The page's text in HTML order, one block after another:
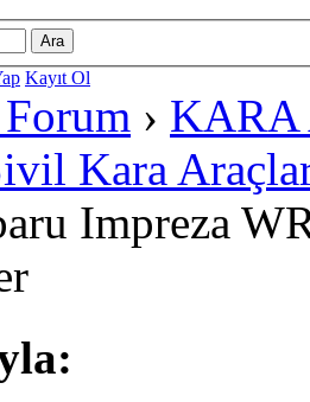
Kayıt Ol
›
Kara
Impreza